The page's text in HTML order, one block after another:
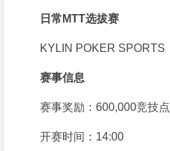
日常MTT选拔赛
KYLIN POKER SPORTS
赛事信息
赛事奖励：600,000竞技点
开赛时间：14:00